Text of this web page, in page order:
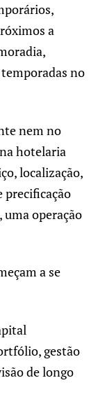
a
no
nem no
hotelaria
localização,
precificação
uma operação
a se
gestão
de longo